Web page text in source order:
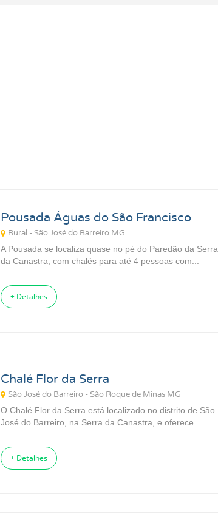
Pousada Águas do São Francisco
Rural - São José do Barreiro MG
A Pousada se localiza quase no pé do Paredão da Serra
da Canastra, com chalés para até 4 pessoas com...
+ Detalhes
Chalé Flor da Serra
São José do Barreiro - São Roque de Minas MG
O Chalé Flor da Serra está localizado no distrito de São
José do Barreiro, na Serra da Canastra, e oferece...
+ Detalhes